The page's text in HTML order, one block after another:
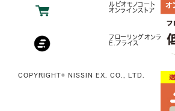
ルビオモノコート
オンラインストア
フローリングオンライン
E.プライス
COPYRIGHT© NISSIN EX. CO., LTD.